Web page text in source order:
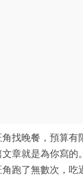
找晚餐，預算有
章就是為你寫的
跑了無數次，吃